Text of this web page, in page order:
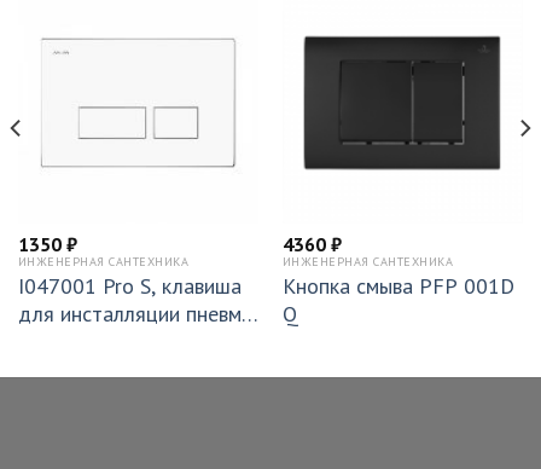
1350 ₽
ИНЖЕНЕРНАЯ САНТЕХНИКА
I047001 Pro S, клавиша
для инсталляции пневма
4360 ₽
ИНЖЕНЕРНАЯ САНТЕХНИКА
Кнопка смыва PFP 001D
Q